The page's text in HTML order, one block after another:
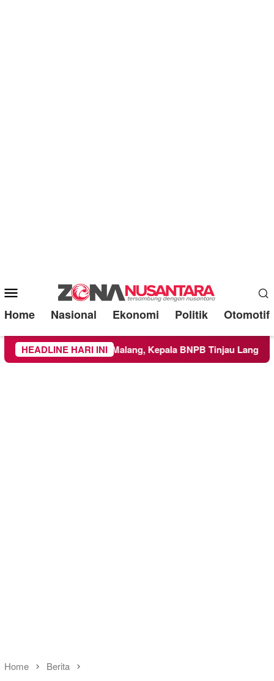
Mobile
Menu
Home Nasional Ekonomi Politik Otomotif
HEADLINE HARI INI
Malang, Kepala BNPB Tinjau Langsung Lokasi
Home Berita